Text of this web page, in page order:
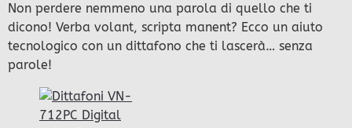
Non perdere nemmeno una parola di quello che ti
dicono! Verba volant, scripta manent? Ecco un aiuto
tecnologico con un dittafono che ti lascerà… senza
parole!